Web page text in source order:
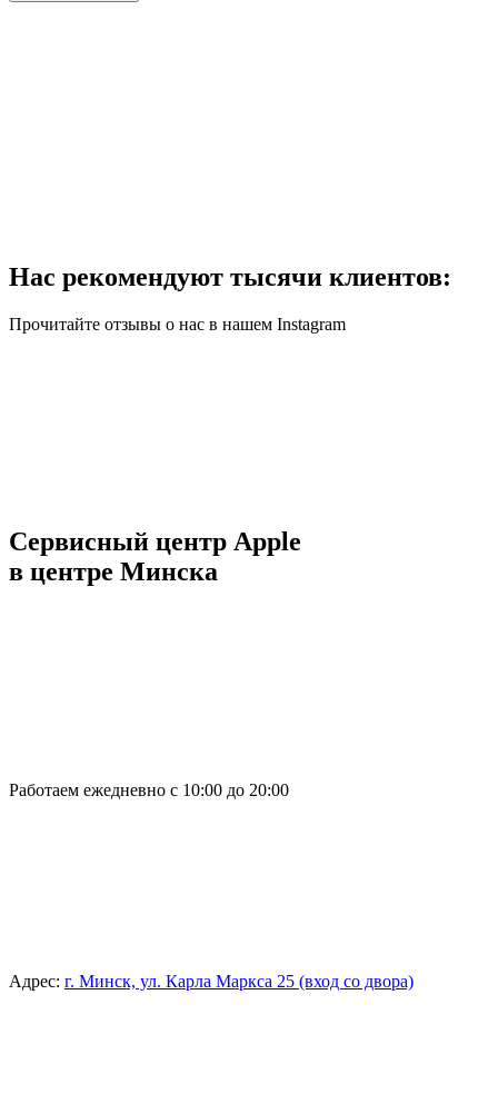
Нас рекомендуют тысячи клиентов:
Прочитайте отзывы о нас в нашем Instagram
Сервисный центр Apple
в центре Минска
Работаем ежедневно с 10:00 до 20:00
Адрес: г. Минск, ул. Карла Маркса 25 (вход со двора)